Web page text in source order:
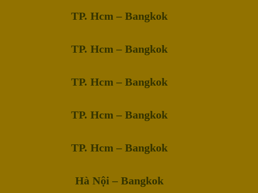
TP. Hcm – Bangkok
TP. Hcm – Bangkok
TP. Hcm – Bangkok
TP. Hcm – Bangkok
TP. Hcm – Bangkok
Hà Nội – Bangkok